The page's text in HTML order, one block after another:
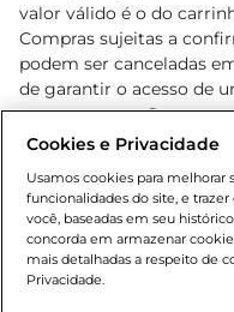
valor válido é o do
Compras sujeitas a
podem ser canceladas
de garantir o acesso de
nossas promoções, a
promocionais poderá ter
o e-commerce e válidos
sofrer alterações sem
de bebidas alcoólicas
Lei n.º 8069/90, art. 81,
Adolescente). Preços e
Cookies e Privacidade
Usamos cookies para melhorar
funcionalidades do site, e
você, baseadas em seu
concorda em armazenar
mais detalhadas a respeito de
Privacidade.